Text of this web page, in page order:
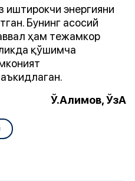
энергияни
Бунинг асосий
ҳам тежамкор
қўшимча
Ў.Алимов, ЎзА